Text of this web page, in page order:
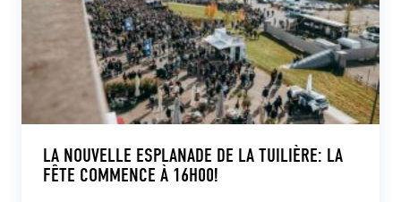
LA NOUVELLE ESPLANADE DE LA TUILIÈRE: LA
FÊTE COMMENCE À 16H00!